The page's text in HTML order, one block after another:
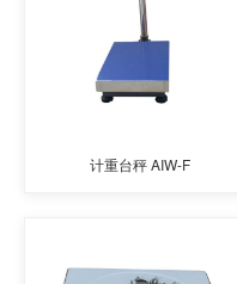
计重台秤 AIW-F